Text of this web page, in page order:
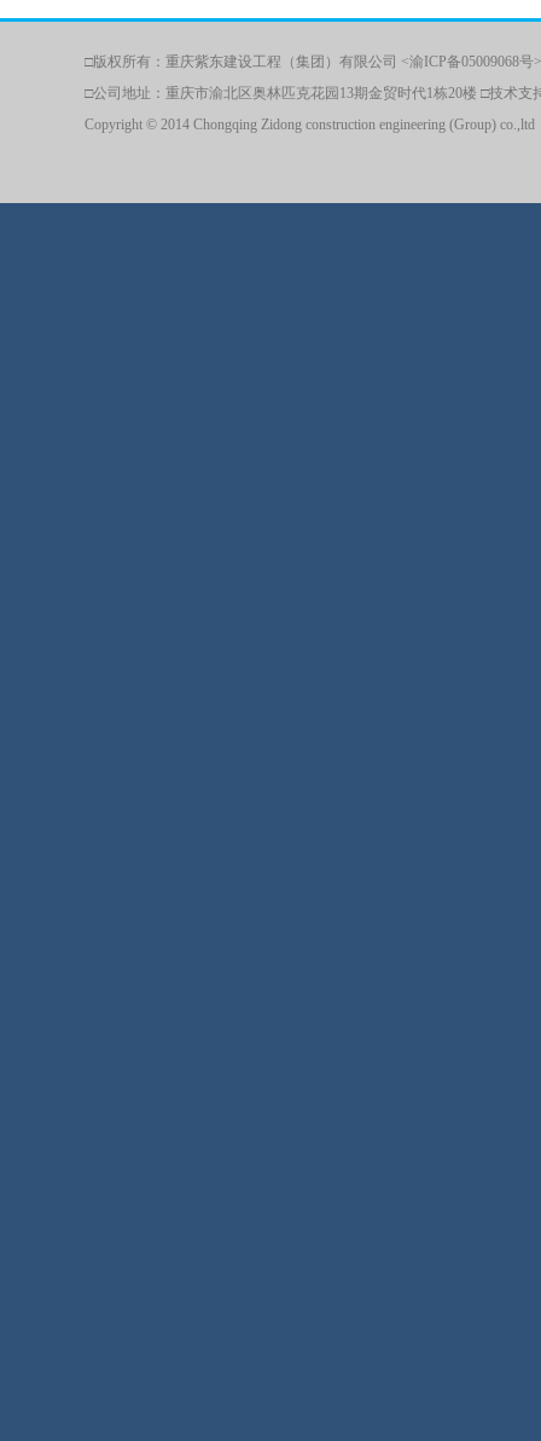
□版权所有：重庆紫东建设工程（集团）有限公司 <渝ICP备05009068号
□公司地址：重庆市渝北区奥林匹克花园13期金贸时代1栋20楼 □技术支
Copyright © 2014 Chongqing Zidong construction engineering (Group) co.,ltd